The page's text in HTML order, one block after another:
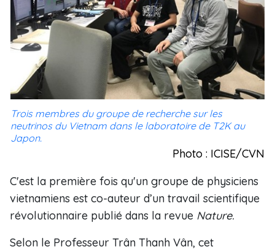
Trois membres du groupe de recherche sur les
neutrinos du Vietnam dans le laboratoire de T2K au
Japon.
Photo : ICISE/CVN
C'est la première fois qu'un groupe de physiciens
vietnamiens est co-auteur d’un travail scientifique
révolutionnaire publié dans la revue Nature.
Selon le Professeur Trân Thanh Vân, cet